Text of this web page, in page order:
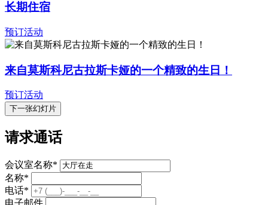
长期住宿
预订活动
来自莫斯科尼古拉斯卡娅的一个精致的生日！
预订活动
下一张幻灯片
请求通话
会议室名称*
名称*
电话*
电子邮件